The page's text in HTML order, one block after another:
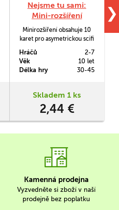
Nejsme tu sami:
Mini-rozšíření
Minirozšíření obsahuje 10
karet pro asymetrickou scifi
Najdete zde dvě nové
varianty karty lokace č.10
Artefakt (každá jako
ve 4 kopiích) a po jedné
Hráčů
2-7
Věk
10 let
Délka hry
30-45
Skladem 1 ks
2,44 €
❯
Kamenná prodejna
Vyzvedněte si zboží v naší
prodejně bez poplatku